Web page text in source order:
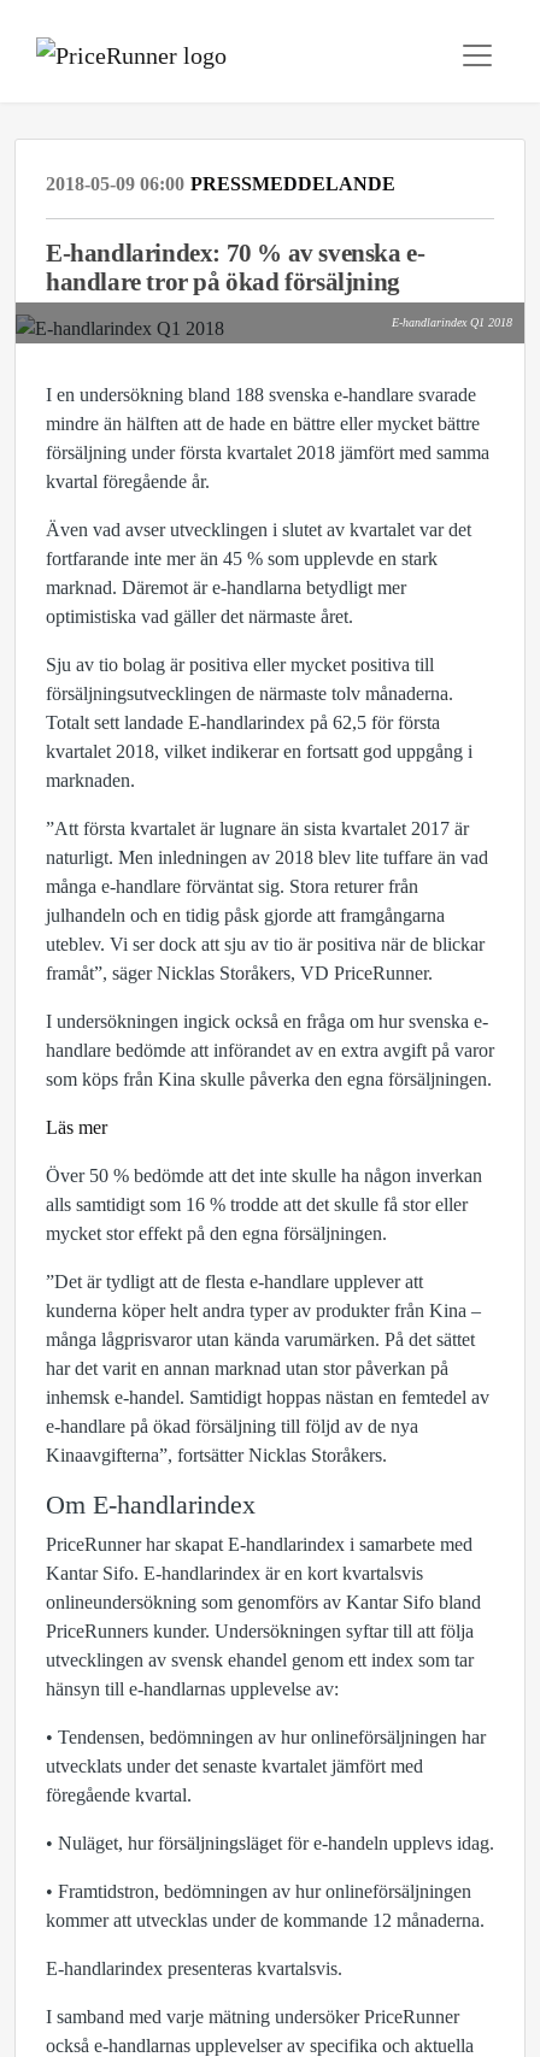
2018-05-09 06:00 PRESSMEDDELANDE
E-handlarindex: 70 % av svenska e-
handlare tror på ökad försäljning
E-handlarindex Q1 2018
I en undersökning bland 188 svenska e-handlare svarade
mindre än hälften att de hade en bättre eller mycket bättre
försäljning under första kvartalet 2018 jämfört med samma
kvartal föregående år.
Även vad avser utvecklingen i slutet av kvartalet var det
fortfarande inte mer än 45 % som upplevde en stark
marknad. Däremot är e-handlarna betydligt mer
optimistiska vad gäller det närmaste året.
Sju av tio bolag är positiva eller mycket positiva till
försäljningsutvecklingen de närmaste tolv månaderna.
Totalt sett landade E-handlarindex på 62,5 för första
kvartalet 2018, vilket indikerar en fortsatt god uppgång i
marknaden.
”Att första kvartalet är lugnare än sista kvartalet 2017 är
naturligt. Men inledningen av 2018 blev lite tuffare än vad
många e-handlare förväntat sig. Stora returer från
julhandeln och en tidig påsk gjorde att framgångarna
uteblev. Vi ser dock att sju av tio är positiva när de blickar
framåt”, säger Nicklas Storåkers, VD PriceRunner.
I undersökningen ingick också en fråga om hur svenska e-
handlare bedömde att införandet av en extra avgift på varor
som köps från Kina skulle påverka den egna försäljningen.
Läs mer
Över 50 % bedömde att det inte skulle ha någon inverkan
alls samtidigt som 16 % trodde att det skulle få stor eller
mycket stor effekt på den egna försäljningen.
”Det är tydligt att de flesta e-handlare upplever att
kunderna köper helt andra typer av produkter från Kina –
många lågprisvaror utan kända varumärken. På det sättet
har det varit en annan marknad utan stor påverkan på
inhemsk e-handel. Samtidigt hoppas nästan en femtedel av
e-handlare på ökad försäljning till följd av de nya
Kinaavgifterna”, fortsätter Nicklas Storåkers.
Om E-handlarindex
PriceRunner har skapat E-handlarindex i samarbete med
Kantar Sifo. E-handlarindex är en kort kvartalsvis
onlineundersökning som genomförs av Kantar Sifo bland
PriceRunners kunder. Undersökningen syftar till att följa
utvecklingen av svensk ehandel genom ett index som tar
hänsyn till e-handlarnas upplevelse av:
• Tendensen, bedömningen av hur onlineförsäljningen har
utvecklats under det senaste kvartalet jämfört med
föregående kvartal.
• Nuläget, hur försäljningsläget för e-handeln upplevs idag.
• Framtidstron, bedömningen av hur onlineförsäljningen
kommer att utvecklas under de kommande 12 månaderna.
E-handlarindex presenteras kvartalsvis.
I samband med varje mätning undersöker PriceRunner
också e-handlarnas upplevelser av specifika och aktuella